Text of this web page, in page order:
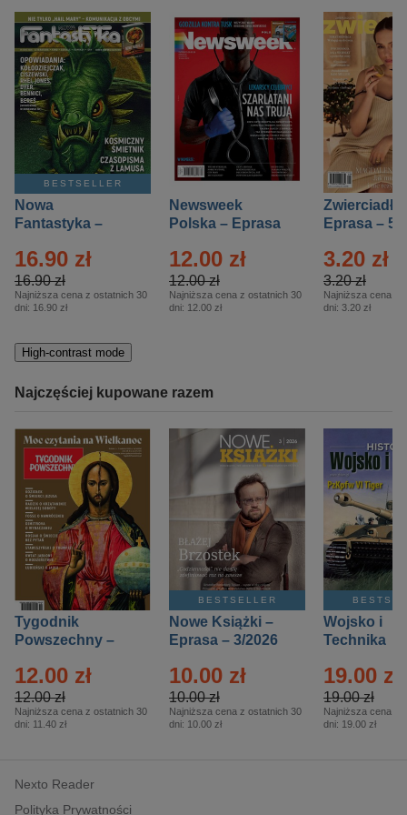
BESTSELLER
Nowa
Fantastyka –
16.90 zł
16.90 zł
Najniższa cena z ostatnich 30
dni: 16.90 zł
Newsweek
Polska – Eprasa
12.00 zł
12.00 zł
Najniższa cena z ostatnich 30
dni: 12.00 zł
Zwierciadło
Eprasa – 5/
3.20 zł
3.20 zł
Najniższa cena z
dni: 3.20 zł
High-contrast mode
Najczęściej kupowane razem
Tygodnik
Powszechny –
12.00 zł
12.00 zł
Najniższa cena z ostatnich 30
dni: 11.40 zł
BESTSELLER
Nowe Książki –
Eprasa – 3/2026
10.00 zł
10.00 zł
Najniższa cena z ostatnich 30
dni: 10.00 zł
Wojsko i
Technika
– 2/2026
19.00 zł
19.00 zł
Najniższa cena z
dni: 19.00 zł
Nexto Reader
Polityka Prywatności